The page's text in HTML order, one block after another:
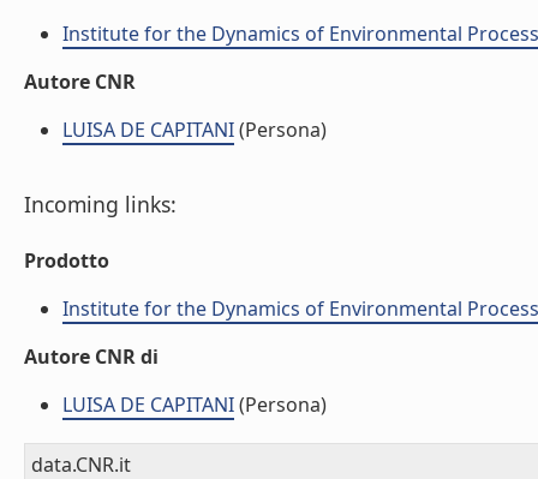
Institute for the Dynamics of Environmental
Autore CNR
LUISA DE CAPITANI(Persona)
Incoming links:
Prodotto
Institute for the Dynamics of Environmental
Autore CNR di
LUISA DE CAPITANI(Persona)
data.CNR.it